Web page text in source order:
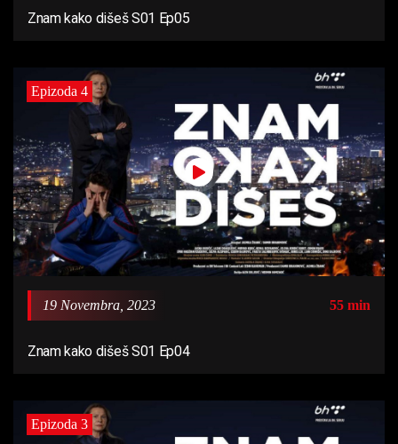
Znam kako dišeš S01 Ep05
Epizoda 4
19 Novembra, 2023 55 min
Znam kako dišeš S01 Ep04
Epizoda 3